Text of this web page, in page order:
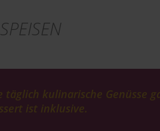
kulinarische Genüsse
ist inklusive.